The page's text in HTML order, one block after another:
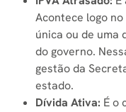
Acontece logo
única ou de uma
do governo.
gestão da
estado.
Dívida Ativa: É o